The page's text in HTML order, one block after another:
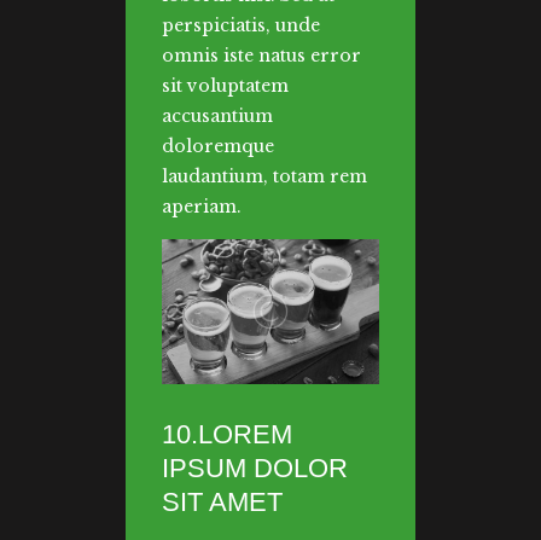
perspiciatis, unde
omnis iste natus error
sit voluptatem
accusantium
doloremque
laudantium, totam rem
aperiam.
10.LOREM
IPSUM DOLOR
SIT AMET